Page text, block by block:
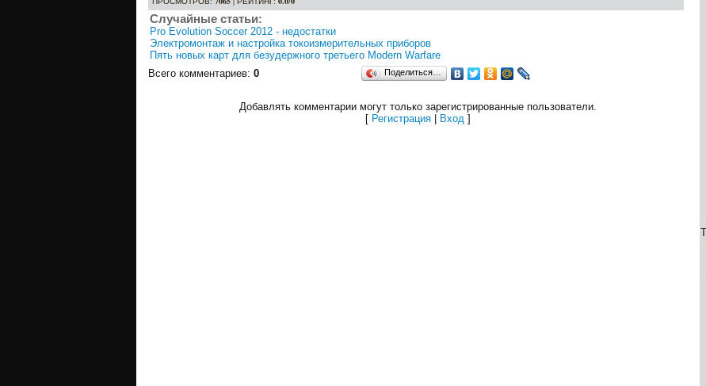
Случайные статьи:
Pro Evolution Soccer 2012 - недостатки
Электромонтаж и настройка токоизмерительных приборов
Пять новых карт для безудержного третьего Modern Warfare
Всего комментариев: 0 Поделиться…
Добавлять комментарии могут только зарегистрированные пользователи.
[ Регистрация Вход ]